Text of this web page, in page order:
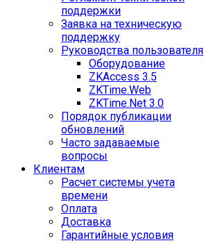
поддержки
Заявка на техническую
поддержку
Руководства пользователя
Оборудование
ZKAccess 3.5
ZKTime.Web
ZKTime.Net 3.0
Порядок публикации
обновлений
Часто задаваемые
вопросы
Клиентам
Расчет системы учета
времени
Оплата
Доставка
Гарантийные условия